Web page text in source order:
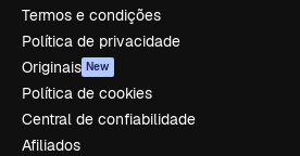
Termos e condições
Política de privacidade
Originais New
Política de cookies
Central de confiabilidade
Afiliados